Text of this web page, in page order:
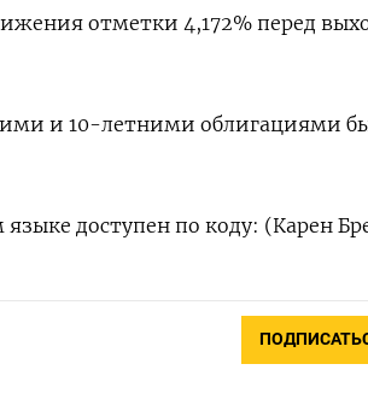
отметки 4,172% перед
и 10-летними облигациями
доступен по коду: (Карен